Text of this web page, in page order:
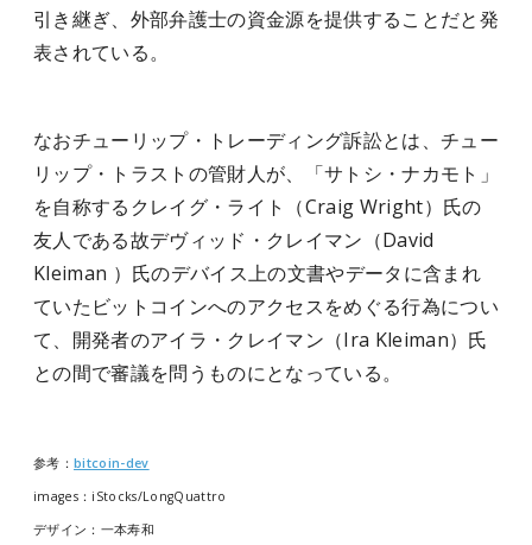
引き継ぎ、外部弁護士の資金源を提供することだと発
表されている。
なおチューリップ・トレーディング訴訟とは、チュー
リップ・トラストの管財人が、「サトシ・ナカモト」
を自称するクレイグ・ライト（Craig Wright）氏の
友人である故デヴィッド・クレイマン（David
Kleiman ）氏のデバイス上の文書やデータに含まれ
ていたビットコインへのアクセスをめぐる行為につい
て、開発者のアイラ・クレイマン（Ira Kleiman）氏
との間で審議を問うものにとなっている。
参考： bitcoin-dev
images：iStocks/LongQuattro
デザイン：一本寿和